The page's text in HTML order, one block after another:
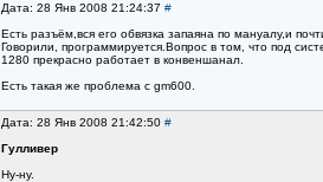
Дата: 28 Янв 2008 21:24:37 #
Есть разъём,вся его обвязка запаяна по мануалу,и
Говорили, программируется.Вопрос в том, что под
1280 прекрасно работает в конвеншанал.
Есть такая же проблема с gm600.
Дата: 28 Янв 2008 21:42:50 #
Гулливер
Ну-ну.